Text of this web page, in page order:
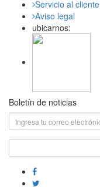
Servicio al cliente
Aviso legal
ubicarnos:
Boletín de noticias